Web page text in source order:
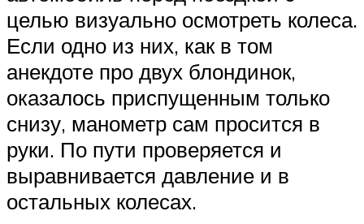
целью визуально осмотреть колеса.
Если одно из них, как в том
анекдоте про двух блондинок,
оказалось приспущенным только
снизу, манометр сам просится в
руки. По пути проверяется и
выравнивается давление и в
остальных колесах.